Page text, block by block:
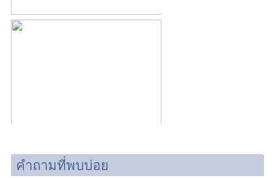
คำถามที่พบบ่อย